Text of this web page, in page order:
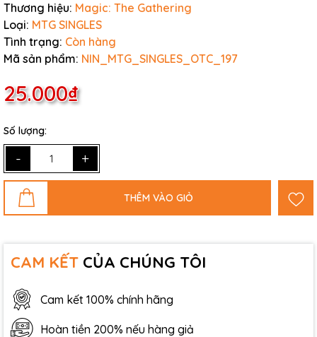
Thương hiệu: Magic: The Gathering
Loại: MTG SINGLES
Tình trạng: Còn hàng
Mã sản phẩm: NIN_MTG_SINGLES_OTC_197
25.000₫
Số lượng:
- +
THÊM VÀO GIỎ
CAM KẾT CỦA CHÚNG TÔI
Cam kết 100% chính hãng
Hoàn tiền 200% nếu hàng giả